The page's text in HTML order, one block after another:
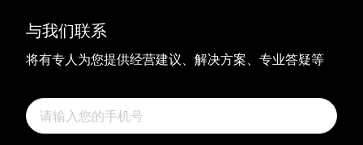
与我们联系
将有专人为您提供经营建议、解决方案、专业答疑等